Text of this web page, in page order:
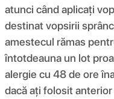
atunci când aplicați
destinat vopsirii
amestecul rămas
întotdeauna un lot
alergie cu 48 de ore
dacă ați folosit